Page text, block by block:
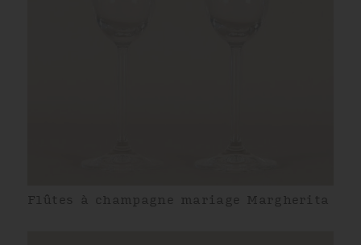
Flûtes à champagne mariage Margherita